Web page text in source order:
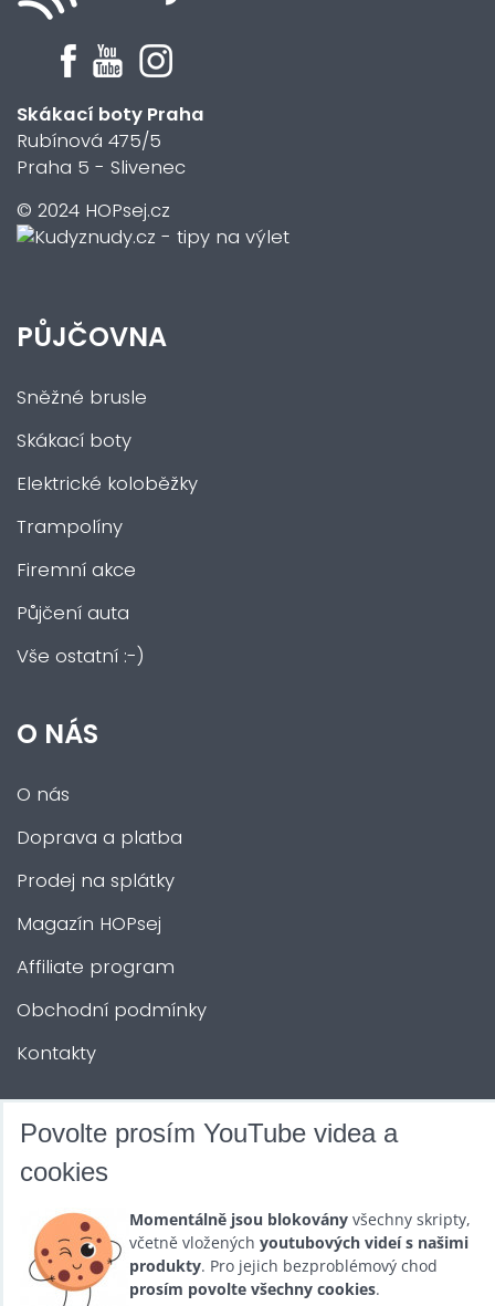
Skákací boty Praha
Rubínová 475/5
Praha 5 - Slivenec
© 2024 HOPsej.cz
PŮJČOVNA
Sněžné brusle
Skákací boty
Elektrické koloběžky
Trampolíny
Firemní akce
Půjčení auta
Vše ostatní :-)
O NÁS
O nás
Doprava a platba
Prodej na splátky
Magazín HOPsej
Affiliate program
Obchodní podmínky
Kontakty
DALŠÍ SLUŽBY
Půjčovna
Promotéři
Povolte prosím YouTube videa a
cookies
Momentálně jsou blokovány všechny skripty,
včetně vložených youtubových videí s našimi
produkty. Pro jejich bezproblémový chod
prosím povolte všechny cookies.